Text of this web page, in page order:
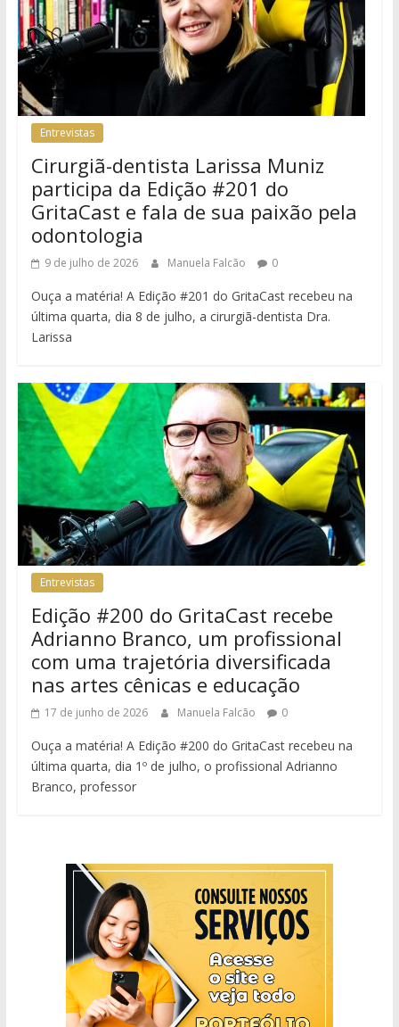
Entrevistas
Cirurgiã-dentista Larissa Muniz
participa da Edição #201 do
GritaCast e fala de sua paixão pela
odontologia
9 de julho de 2026 Manuela Falcão 0
Ouça a matéria! A Edição #201 do GritaCast recebeu na
última quarta, dia 8 de julho, a cirurgiã-dentista Dra.
Larissa
Entrevistas
Edição #200 do GritaCast recebe
Adrianno Branco, um profissional
com uma trajetória diversificada
nas artes cênicas e educação
17 de junho de 2026 Manuela Falcão 0
Ouça a matéria! A Edição #200 do GritaCast recebeu na
última quarta, dia 1º de julho, o profissional Adrianno
Branco, professor